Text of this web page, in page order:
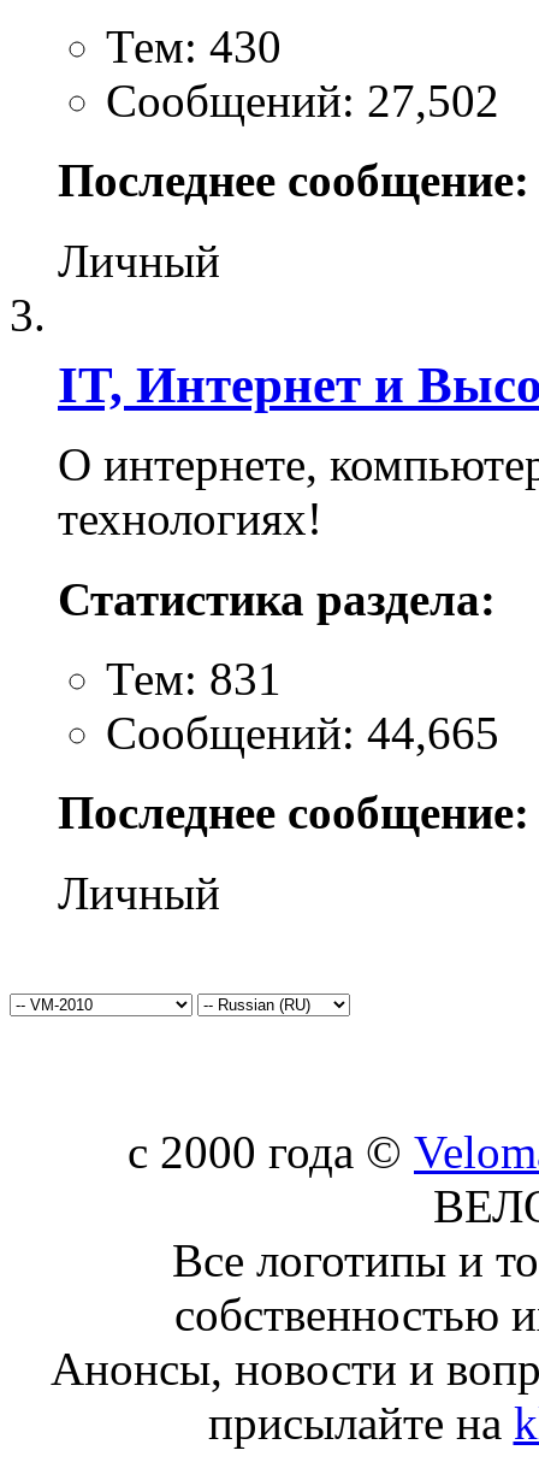
Тем: 430
Сообщений: 27,502
Последнее сообщение:
Личный
IT, Интернет и
О интернете,
технологиях!
Статистика раздела:
Тем: 831
Сообщений: 44,665
Последнее сообщение:
Личный
c 2000 года ©
Все логотипы и
собственностью
Анонсы, новости и
присылайте на